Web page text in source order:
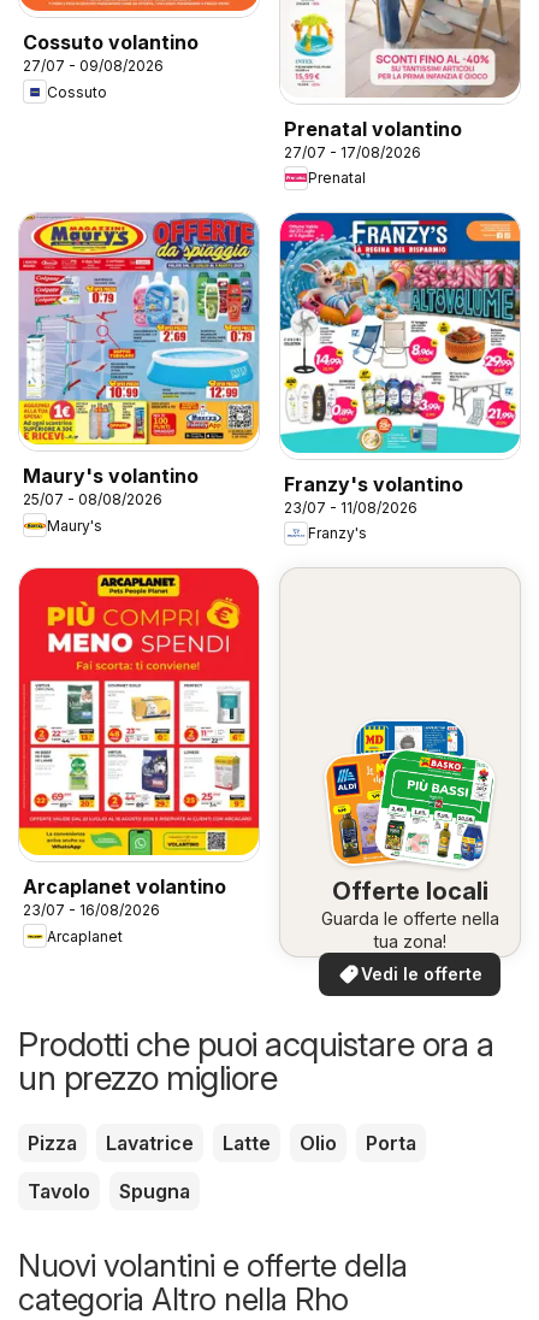
Cossuto volantino
27/07 - 09/08/2026
Cossuto
Prenatal volantino
27/07 - 17/08/2026
Prenatal
Maury's volantino
25/07 - 08/08/2026
Maury's
Franzy's volantino
23/07 - 11/08/2026
Franzy's
Arcaplanet volantino
23/07 - 16/08/2026
Arcaplanet
Offerte locali
Guarda le offerte nella
tua zona!
Vedi le offerte
Prodotti che puoi acquistare ora a
un prezzo migliore
Pizza Lavatrice Latte Olio
Porta
Tavolo
Spugna
Nuovi volantini e offerte della
categoria Altro nella Rho